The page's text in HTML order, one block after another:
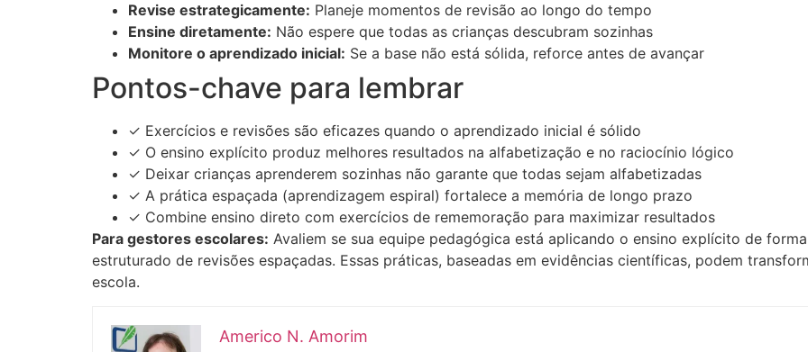
Revise estrategicamente: Planeje momentos de revisão ao longo do tempo
Ensine diretamente: Não espere que todas as crianças descubram sozinhas
Monitore o aprendizado inicial: Se a base não está sólida, reforce antes de avançar
Pontos-chave para lembrar
✓ Exercícios e revisões são eficazes quando o aprendizado inicial é sólido
✓ O ensino explícito produz melhores resultados na alfabetização e no raciocínio lógico
✓ Deixar crianças aprenderem sozinhas não garante que todas sejam alfabetizadas
✓ A prática espaçada (aprendizagem espiral) fortalece a memória de longo prazo
✓ Combine ensino direto com exercícios de rememoração para maximizar resultados
Para gestores escolares: Avaliem se sua equipe pedagógica está aplicando o ensino explícito de
estruturado de revisões espaçadas. Essas práticas, baseadas em evidências científicas, podem
escola.
Americo N. Amorim